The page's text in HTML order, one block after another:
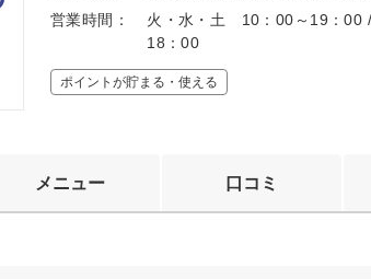
営業時間：
火・水・土 10：00～19：00
18：00
ポイントが貯まる・使える
メニュー 口コミ